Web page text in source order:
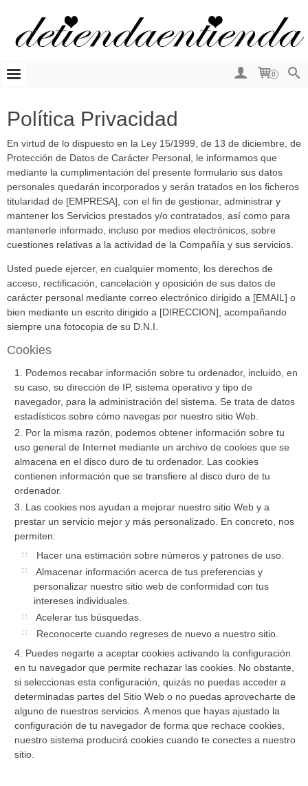
0
Política Privacidad
En virtud de lo dispuesto en la Ley 15/1999, de 13 de diciembre, de
Protección de Datos de Carácter Personal, le informamos que
mediante la cumplimentación del presente formulario sus datos
personales quedarán incorporados y serán tratados en los ficheros
titularidad de [EMPRESA], con el fin de gestionar, administrar y
mantener los Servicios prestados y/o contratados, así como para
mantenerle informado, incluso por medios electrónicos, sobre
cuestiones relativas a la actividad de la Compañía y sus servicios.
Usted puede ejercer, en cualquier momento, los derechos de
acceso, rectificación, cancelación y oposición de sus datos de
carácter personal mediante correo electrónico dirigido a [EMAIL] o
bien mediante un escrito dirigido a [DIRECCION], acompañando
siempre una fotocopia de su D.N.I.
Cookies
Podemos recabar información sobre tu ordenador, incluido, en
su caso, su dirección de IP, sistema operativo y tipo de
navegador, para la administración del sistema. Se trata de datos
estadísticos sobre cómo navegas por nuestro sitio Web.
Por la misma razón, podemos obtener información sobre tu
uso general de Internet mediante un archivo de cookies que se
almacena en el disco duro de tu ordenador. Las cookies
contienen información que se transfiere al disco duro de tu
ordenador.
Las cookies nos ayudan a mejorar nuestro sitio Web y a
prestar un servicio mejor y más personalizado. En concreto, nos
permiten:
Hacer una estimación sobre números y patrones de uso.
Almacenar información acerca de tus preferencias y
personalizar nuestro sitio web de conformidad con tus
intereses individuales.
Acelerar tus búsquedas.
Reconocerte cuando regreses de nuevo a nuestro sitio.
Puedes negarte a aceptar cookies activando la configuración
en tu navegador que permite rechazar las cookies. No obstante,
si seleccionas esta configuración, quizás no puedas acceder a
determinadas partes del Sitio Web o no puedas aprovecharte de
alguno de nuestros servicios. A menos que hayas ajustado la
configuración de tu navegador de forma que rechace cookies,
nuestro sistema producirá cookies cuando te conectes a nuestro
sitio.